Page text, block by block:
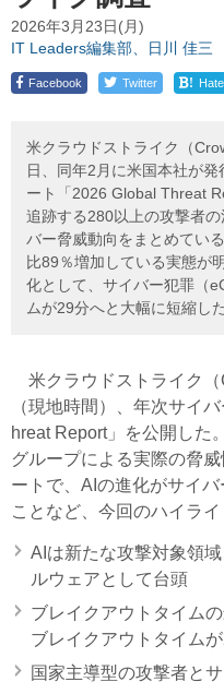
2026年3月23日(月)
IT Leaders編集部、日川 佳三
Facebook Twitter !
米クラウドストライク（
日、同年2月に米国本社が
ート「2026 Global Threat
追跡する280以上の攻撃者
バー脅威動向をまとめてい
比89％増加している実態が
化として、サイバー犯罪（
ムが29分へと大幅に短縮し
米クラウドストライク（
（現地時間）、年次サイ
hreat Report」を公開した
グループによる実際の脅
ートで、AIの進化がサイ
ことなど、今回のハイラ
AIは新たな攻撃対象領
ルウェアとして台頭
ブレイクアウトタイム
ブレイクアウトタイムが
国家主導型の攻撃者と